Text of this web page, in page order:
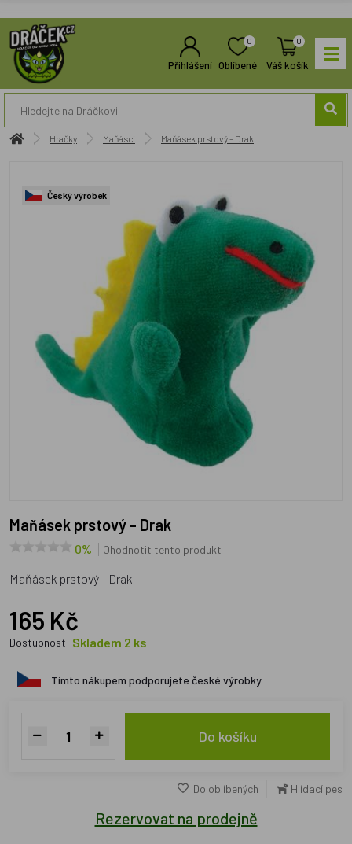
Přihlášení
0
Oblíbené
0
Váš košík
Hračky Maňásci Maňásek prstový - Drak
Český výrobek
Maňásek prstový - Drak
0% Ohodnotit tento produkt
Maňásek prstový - Drak
165 Kč
Dostupnost: Skladem 2 ks
Tímto nákupem podporujete české výrobky
Do košíku
Do oblíbených Hlídací pes
Rezervovat na prodejně